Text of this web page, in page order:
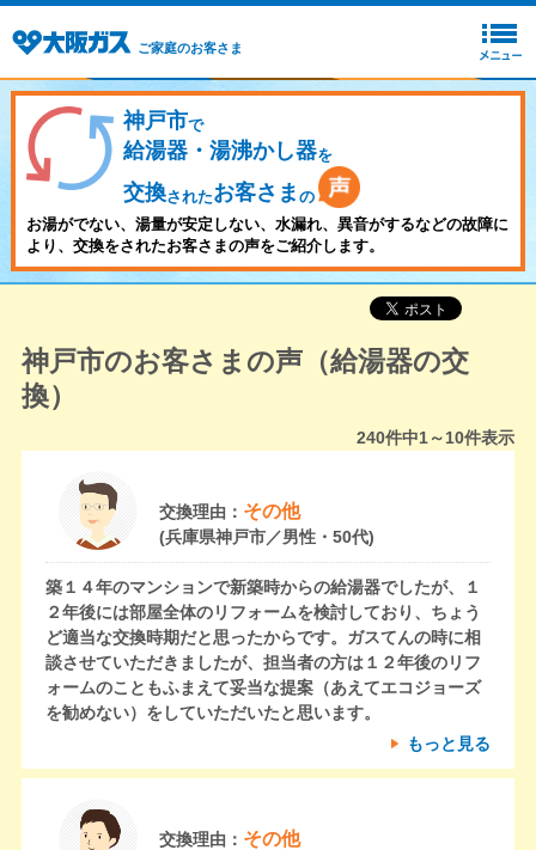
ご家庭のお客さま
神戸市で
給湯器・湯沸かし器を
交換されたお客さま の
お湯がでない、湯量が安定しない、水漏れ、異音がするなどの故障に
より、交換をされたお客さまの声をご紹介します。
神戸市のお客さまの声（給湯器の交
換）
240件中1～10件表示
交換理由： その他
(兵庫県神戸市／男性・50代)
築１４年のマンションで新築時からの給湯器でしたが、１
２年後には部屋全体のリフォームを検討しており、ちょう
ど適当な交換時期だと思ったからです。ガスてんの時に相
談させていただきましたが、担当者の方は１２年後のリフ
ォームのこともふまえて妥当な提案（あえてエコジョーズ
を勧めない）をしていただいたと思います。
もっと見る
交換理由： その他